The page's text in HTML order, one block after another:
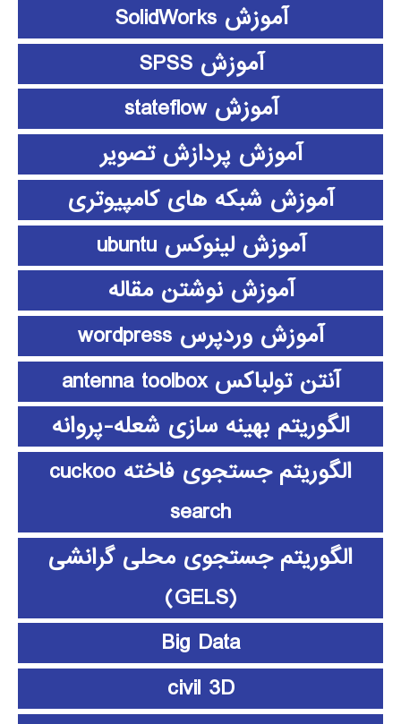
آموزش SolidWorks
آموزش SPSS
آموزش stateflow
آموزش پردازش تصویر
آموزش شبکه های کامپیوتری
آموزش لینوکس ubuntu
آموزش نوشتن مقاله
آموزش وردپرس wordpress
آنتن تولباکس antenna toolbox
الگوریتم بهینه سازی شعله-پروانه
الگوریتم جستجوی فاخته cuckoo
search
الگوریتم جستجوی محلی گرانشی
(GELS)
Big Data
civil 3D